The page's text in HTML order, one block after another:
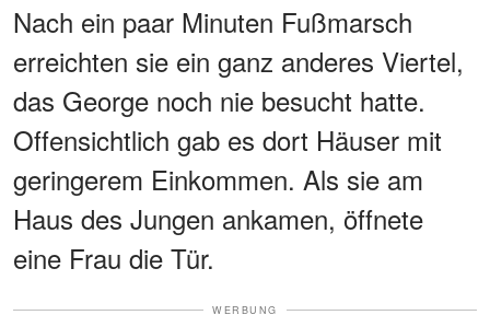
Nach ein paar Minuten Fußmarsch
erreichten sie ein ganz anderes Viertel,
das George noch nie besucht hatte.
Offensichtlich gab es dort Häuser mit
geringerem Einkommen. Als sie am
Haus des Jungen ankamen, öffnete
eine Frau die Tür.
WERBUNG